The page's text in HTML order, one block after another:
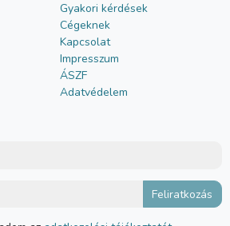
Gyakori kérdések
Cégeknek
Kapcsolat
Impresszum
ÁSZF
Adatvédelem